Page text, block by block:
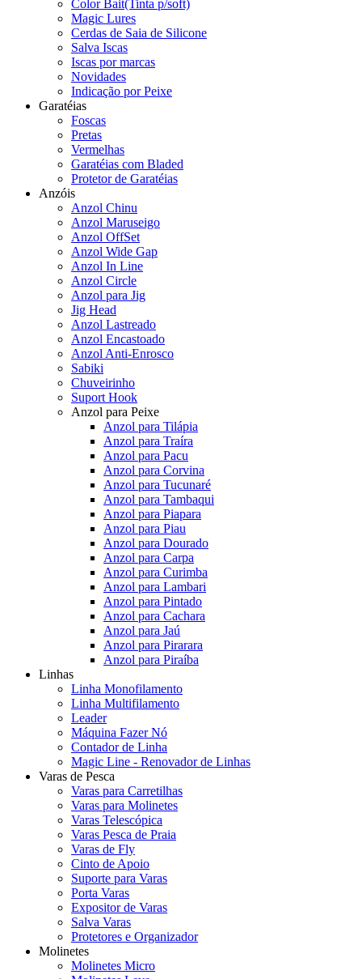
Color Bait(Tinta p/soft)
Magic Lures
Cerdas de Saia de Silicone
Salva Iscas
Iscas por marcas
Novidades
Indicação por Peixe
Garatéias
Foscas
Pretas
Vermelhas
Garatéias com Bladed
Protetor de Garatéias
Anzóis
Anzol Chinu
Anzol Maruseigo
Anzol OffSet
Anzol Wide Gap
Anzol In Line
Anzol Circle
Anzol para Jig
Jig Head
Anzol Lastreado
Anzol Encastoado
Anzol Anti-Enrosco
Sabiki
Chuveirinho
Suport Hook
Anzol para Peixe
Anzol para Tilápia
Anzol para Traíra
Anzol para Pacu
Anzol para Corvina
Anzol para Tucunaré
Anzol para Tambaqui
Anzol para Piapara
Anzol para Piau
Anzol para Dourado
Anzol para Carpa
Anzol para Curimba
Anzol para Lambari
Anzol para Pintado
Anzol para Cachara
Anzol para Jaú
Anzol para Pirarara
Anzol para Piraíba
Linhas
Linha Monofilamento
Linha Multifilamento
Leader
Máquina Fazer Nó
Contador de Linha
Magic Line - Renovador de Linhas
Varas de Pesca
Varas para Carretilhas
Varas para Molinetes
Varas Telescópica
Varas Pesca de Praia
Varas de Fly
Cinto de Apoio
Suporte para Varas
Porta Varas
Expositor de Varas
Salva Varas
Protetores e Organizador
Molinetes
Molinetes Micro